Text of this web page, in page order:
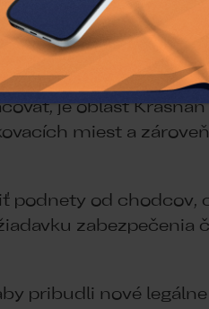
je oblasť
miest a
podnety od
zabezpečenia
pribudli nové